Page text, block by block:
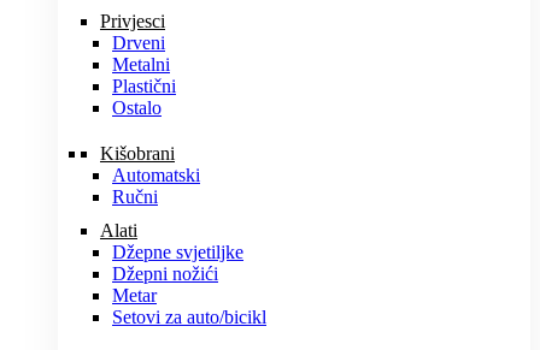
Privjesci
Drveni
Metalni
Plastični
Ostalo
Kišobrani
Automatski
Ručni
Alati
Džepne svjetiljke
Džepni nožići
Metar
Setovi za auto/bicikl